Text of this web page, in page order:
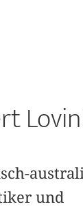
und